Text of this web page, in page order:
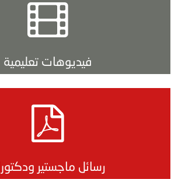
فيديوهات تعليمية
رسائل ماجستير